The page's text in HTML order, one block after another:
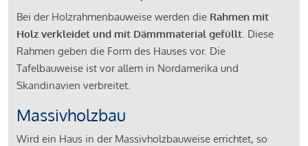
Bei der Holzrahmenbauweise werden die Rahmen mit
Holz verkleidet und mit Dämmmaterial gefüllt . Diese
Rahmen geben die Form des Hauses vor. Die
Tafelbauweise ist vor allem in Nordamerika und
Skandinavien verbreitet.
Massivholzbau
Wird ein Haus in der Massivholzbauweise errichtet, so